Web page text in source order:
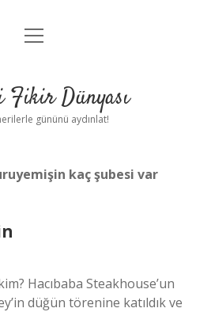
Anasayfa
Yasal Uyarı
menüyü
Fikir Dünyası
gününü aydınlat!
kaç şubesi var
Hacıbaba Steakhouse’un
düğün törenine katıldık ve